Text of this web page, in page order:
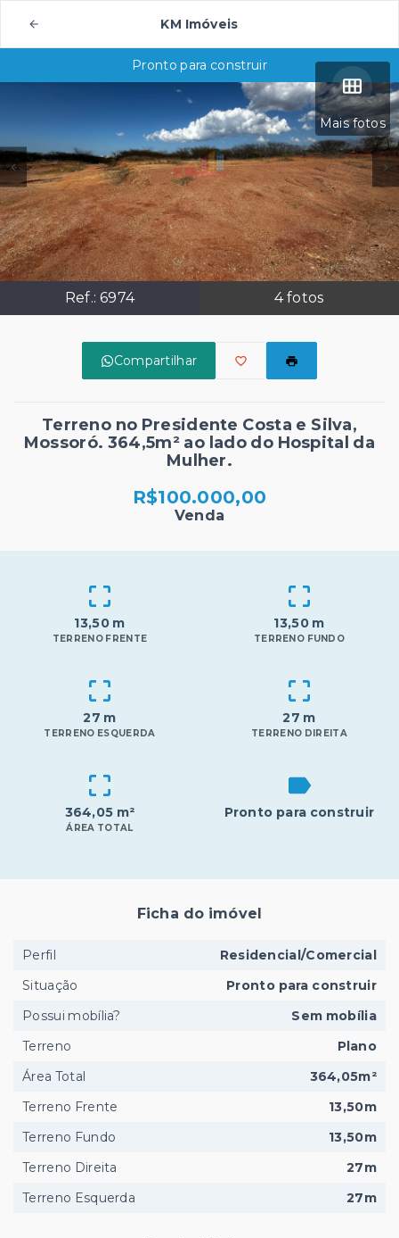
KM Imóveis
Mais fotos
Ref.: 6974 4fotos
Pronto para construir
Compartilhar
Terreno no Presidente Costa e Silva,
Mossoró. 364,5m² ao lado do Hospital da
Mulher.
R$100.000,00
Venda
13,50 m
TERRENO FRENTE
13,50 m
TERRENO FUNDO
27 m
TERRENO ESQUERDA
27 m
TERRENO DIREITA
364,05 m²
ÁREA TOTAL
Pronto para construir
Ficha do imóvel
Perfil
Residencial/Comercial
Situação
Pronto para construir
Possui mobília?
Sem mobília
Terreno
Plano
Área Total
364,05m²
Terreno Frente
13,50m
Terreno Fundo
13,50m
Terreno Direita
27m
Terreno Esquerda
27m